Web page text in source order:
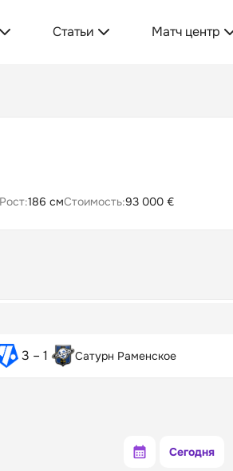
Статьи Матч центр
Рост:186 смСтоимость:93 000 €
3 – 1 Сатурн Раменское
Сегодня